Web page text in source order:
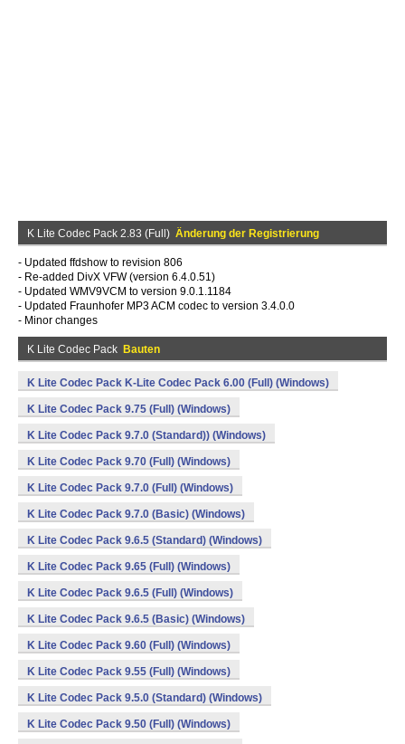
K Lite Codec Pack 2.83 (Full) Änderung der Registrierung
- Updated ffdshow to revision 806
- Re-added DivX VFW (version 6.4.0.51)
- Updated WMV9VCM to version 9.0.1.1184
- Updated Fraunhofer MP3 ACM codec to version 3.4.0.0
- Minor changes
K Lite Codec Pack Bauten
K Lite Codec Pack K-Lite Codec Pack 6.00 (Full) (Windows)
K Lite Codec Pack 9.75 (Full) (Windows)
K Lite Codec Pack 9.7.0 (Standard)) (Windows)
K Lite Codec Pack 9.70 (Full) (Windows)
K Lite Codec Pack 9.7.0 (Full) (Windows)
K Lite Codec Pack 9.7.0 (Basic) (Windows)
K Lite Codec Pack 9.6.5 (Standard) (Windows)
K Lite Codec Pack 9.65 (Full) (Windows)
K Lite Codec Pack 9.6.5 (Full) (Windows)
K Lite Codec Pack 9.6.5 (Basic) (Windows)
K Lite Codec Pack 9.60 (Full) (Windows)
K Lite Codec Pack 9.55 (Full) (Windows)
K Lite Codec Pack 9.5.0 (Standard) (Windows)
K Lite Codec Pack 9.50 (Full) (Windows)